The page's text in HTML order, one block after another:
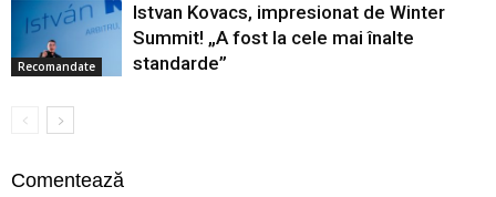
Recomandate
Istvan Kovacs, impresionat de Winter
Summit! „A fost la cele mai înalte
standarde”
Comentează